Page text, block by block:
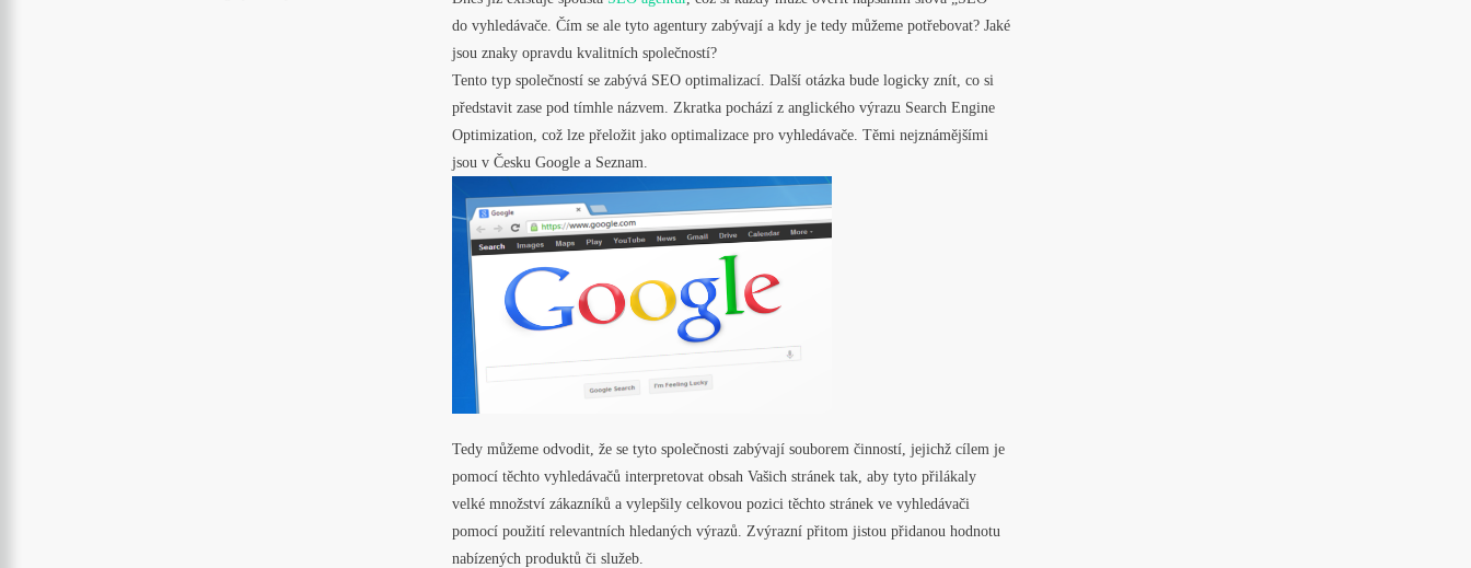
do vyhledávače. Čím se ale tyto agentury zabývají a kdy je tedy můžeme potřebovat? Jaké
jsou znaky opravdu kvalitních společností?
Tento typ společností se zabývá SEO optimalizací. Další otázka bude logicky znít, co si
představit zase pod tímhle názvem. Zkratka pochází z anglického výrazu Search Engine
Optimization, což lze přeložit jako optimalizace pro vyhledávače. Těmi nejznámějšími
jsou v Česku Google a Seznam.
Tedy můžeme odvodit, že se tyto společnosti zabývají souborem činností, jejichž cílem je
pomocí těchto vyhledávačů interpretovat obsah Vašich stránek tak, aby tyto přilákaly
velké množství zákazníků a vylepšily celkovou pozici těchto stránek ve vyhledávači
pomocí použití relevantních hledaných výrazů. Zvýrazní přitom jistou přidanou hodnotu
nabízených produktů či služeb.